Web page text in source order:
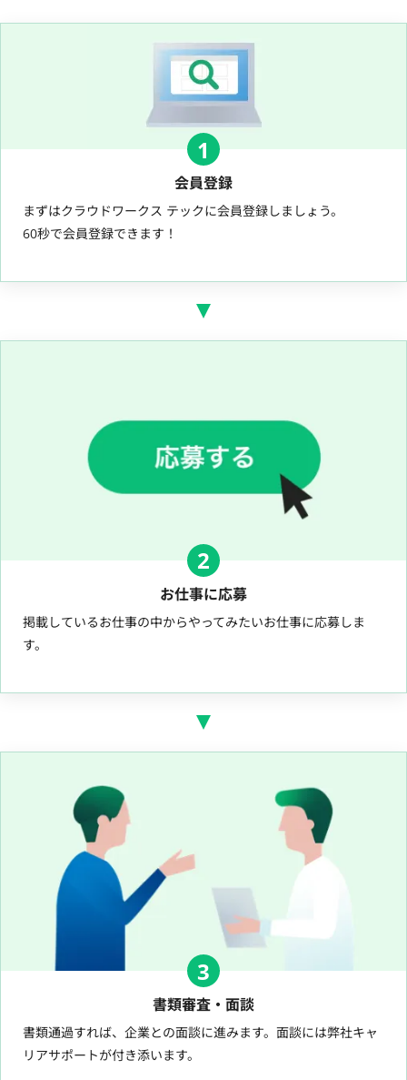
1
会員登録
まずはクラウドワークス テックに会員登録しましょう。
60秒で会員登録できます！
2
お仕事に応募
掲載しているお仕事の中からやってみたいお仕事に応募しま
す。
3
書類審査・面談
書類通過すれば、企業との面談に進みます。面談には弊社キャ
リアサポートが付き添います。